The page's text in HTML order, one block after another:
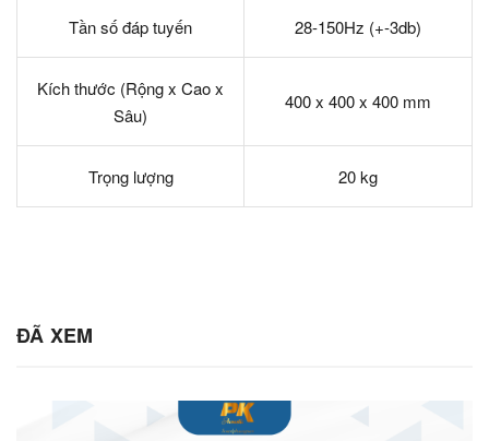
Tần số đáp tuyến 28-150Hz (+-3db)
Kích thước (Rộng x Cao x
Sâu)
400 x 400 x 400 mm
Trọng lượng 20 kg
ĐÃ XEM